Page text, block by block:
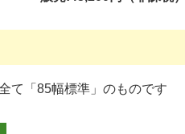
て「85幅標準」のものです